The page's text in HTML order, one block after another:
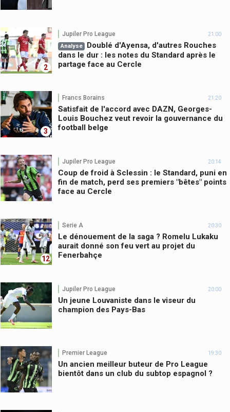
2
Jupiler Pro League 21:00
Analyse
Doublé d'Ayensa, d'autres Rouches
dans le dur : les notes du Standard après le
partage face au Cercle
3
Francs Borains 21:20
Satisfait de l'accord avec DAZN, Georges-
Louis Bouchez veut revoir la gouvernance du
football belge
Jupiler Pro League 20:14
Coup de froid à Sclessin : le Standard, puni en
fin de match, perd ses premiers "bêtes" points
face au Cercle
12
Serie A 20:30
Le dénouement de la saga ? Romelu Lukaku
aurait donné son feu vert au projet du
Fenerbahçe
Jupiler Pro League 20:00
Un jeune Louvaniste dans le viseur du
champion des Pays-Bas
Premier League 19:30
Un ancien meilleur buteur de Pro League
bientôt dans un club du subtop espagnol ?